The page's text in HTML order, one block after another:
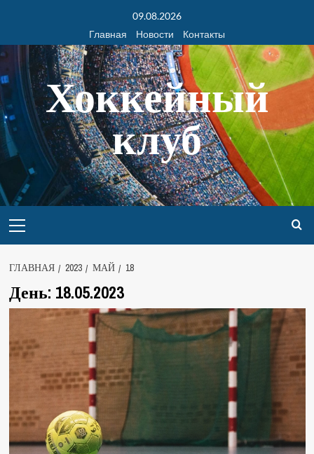
09.08.2026
Главная
Новости Контакты
Хоккейный
клуб
ГЛАВНАЯ 2023 МАЙ 18
День: 18.05.2023